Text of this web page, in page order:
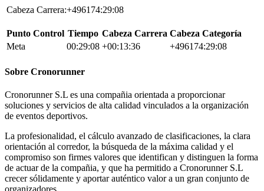
Cabeza Carrera:+496174:29:08
Punto Control Tiempo Cabeza Carrera Cabeza Categoría
Meta
00:29:08 +00:13:36 +496174:29:08
Sobre Cronorunner
Cronorunner S.L es una compañia orientada a proporcionar
soluciones y servicios de alta calidad vinculados a la organización
de eventos deportivos.
La profesionalidad, el cálculo avanzado de clasificaciones, la clara
orientación al corredor, la búsqueda de la máxima calidad y el
compromiso son firmes valores que identifican y distinguen la forma
de actuar de la compañia, y que ha permitido a Cronorunner S.L
crecer sólidamente y aportar auténtico valor a un gran conjunto de
organizadores.